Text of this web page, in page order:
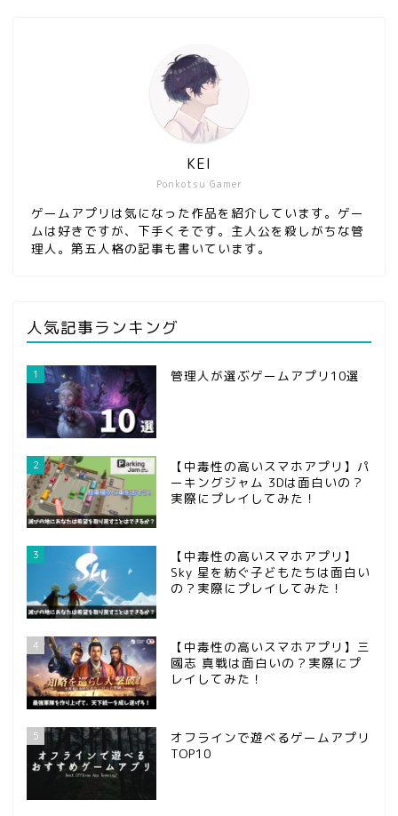
Ponkotsu Gamer
KEI
ゲームアプリは気になった作品を紹介しています。ゲー
ムは好きですが、下手くそです。主人公を殺しがちな管
理人。第五人格の記事も書いています。
人気記事ランキング
1 管理人が選ぶゲームアプリ10選
2
【中毒性の高いスマホアプリ】パ
ーキングジャム 3Dは面白いの？
実際にプレイしてみた！
3
【中毒性の高いスマホアプリ】
Sky 星を紡ぐ子どもたちは面白い
の？実際にプレイしてみた！
4
【中毒性の高いスマホアプリ】三
國志 真戦は面白いの？実際にプ
レイしてみた！
5
オフラインで遊べるゲームアプリ
TOP10
問い合わせ